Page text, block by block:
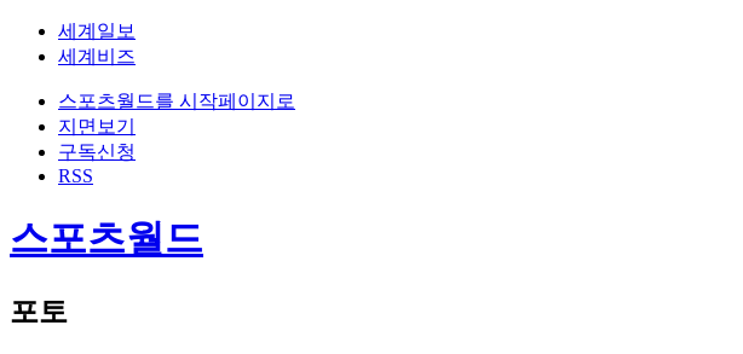
세계일보
세계비즈
스포츠월드를 시작페이지로
지면보기
구독신청
RSS
스포츠월드
포토